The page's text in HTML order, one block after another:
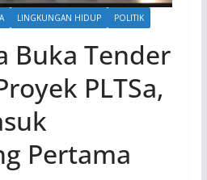
LINGKUNGAN HIDUP POLITIK
Buka Tender
PLTSa,
Pertama